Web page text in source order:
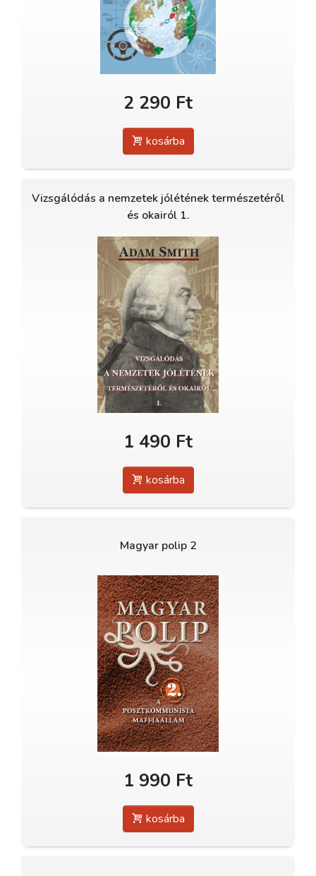
2 290 Ft
kosárba
Vizsgálódás a nemzetek jólétének természetéről
és okairól 1.
1 490 Ft
kosárba
Magyar polip 2
1 990 Ft
kosárba